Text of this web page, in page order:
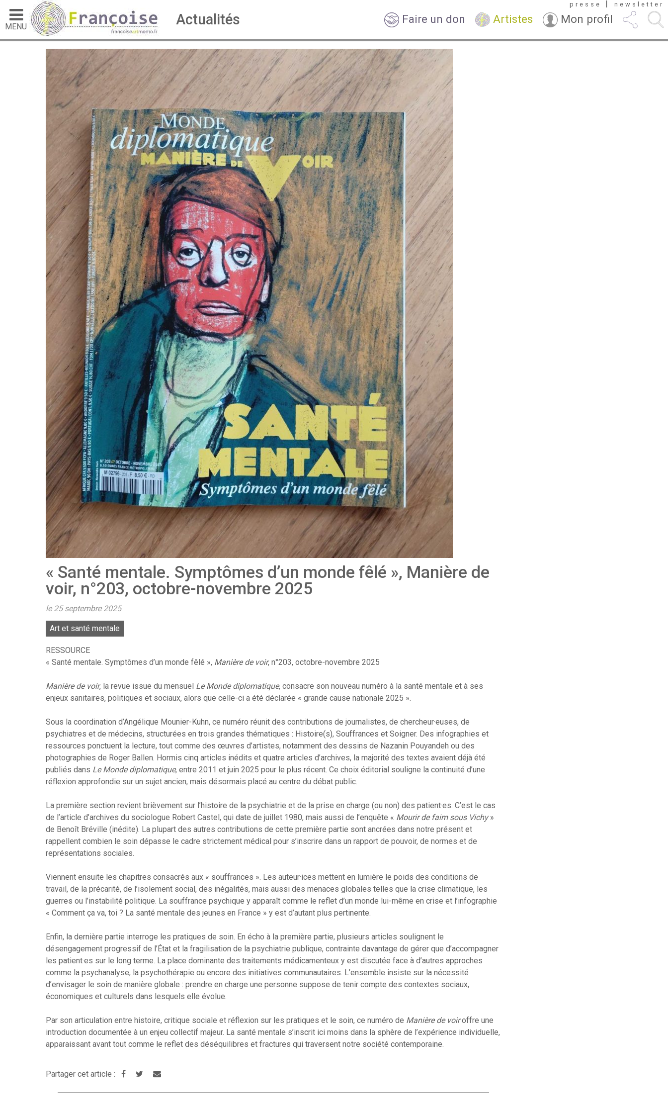
MENU Actualités Faire un don Artistes Mon profil
presse | newsletter
« Santé mentale. Symptômes d’un monde fêlé », Manière de
voir, n°203, octobre-novembre 2025
le 25 septembre 2025
Art et santé mentale
RESSOURCE
« Santé mentale. Symptômes d’un monde fêlé », Manière de voir, n°203, octobre-novembre 2025
Manière de voir, la revue issue du mensuel Le Monde diplomatique, consacre son nouveau numéro à la santé mentale et à ses
enjeux sanitaires, politiques et sociaux, alors que celle-ci a été déclarée « grande cause nationale 2025 ».
Sous la coordination d’Angélique Mounier-Kuhn, ce numéro réunit des contributions de journalistes, de chercheur·euses, de
psychiatres et de médecins, structurées en trois grandes thématiques : Histoire(s), Souffrances et Soigner. Des infographies et
ressources ponctuent la lecture, tout comme des œuvres d’artistes, notamment des dessins de Nazanin Pouyandeh ou des
photographies de Roger Ballen. Hormis cinq articles inédits et quatre articles d’archives, la majorité des textes avaient déjà été
publiés dans Le Monde diplomatique, entre 2011 et juin 2025 pour le plus récent. Ce choix éditorial souligne la continuité d’une
réflexion approfondie sur un sujet ancien, mais désormais placé au centre du débat public.
La première section revient brièvement sur l’histoire de la psychiatrie et de la prise en charge (ou non) des patient·es. C’est le cas
de l’article d’archives du sociologue Robert Castel, qui date de juillet 1980, mais aussi de l’enquête « Mourir de faim sous Vichy»
de Benoît Bréville (inédite). La plupart des autres contributions de cette première partie sont ancrées dans notre présent et
rappellent combien le soin dépasse le cadre strictement médical pour s’inscrire dans un rapport de pouvoir, de normes et de
représentations sociales.
Viennent ensuite les chapitres consacrés aux « souffrances ». Les auteur·ices mettent en lumière le poids des conditions de
travail, de la précarité, de l’isolement social, des inégalités, mais aussi des menaces globales telles que la crise climatique, les
guerres ou l’instabilité politique. La souffrance psychique y apparaît comme le reflet d’un monde lui-même en crise et l’infographie
« Comment ça va, toi ? La santé mentale des jeunes en France » y est d’autant plus pertinente.
Enfin, la dernière partie interroge les pratiques de soin. En écho à la première partie, plusieurs articles soulignent le
désengagement progressif de l’État et la fragilisation de la psychiatrie publique, contrainte davantage de gérer que d’accompagner
les patient·es sur le long terme. La place dominante des traitements médicamenteux y est discutée face à d’autres approches
comme la psychanalyse, la psychothérapie ou encore des initiatives communautaires. L’ensemble insiste sur la nécessité
d’envisager le soin de manière globale : prendre en charge une personne suppose de tenir compte des contextes sociaux,
économiques et culturels dans lesquels elle évolue.
Par son articulation entre histoire, critique sociale et réflexion sur les pratiques et le soin, ce numéro de Manière de voiroffre une
introduction documentée à un enjeu collectif majeur. La santé mentale s’inscrit ici moins dans la sphère de l’expérience individuelle,
apparaissant avant tout comme le reflet des déséquilibres et fractures qui traversent notre société contemporaine.
Partager cet article :